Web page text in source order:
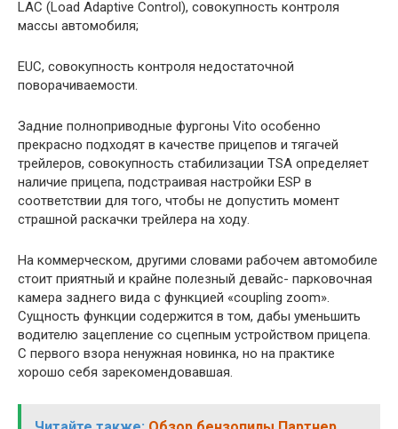
LAC (Load Adaptive Control), совокупность контроля
массы автомобиля;
EUC, совокупность контроля недостаточной
поворачиваемости.
Задние полноприводные фургоны Vito особенно
прекрасно подходят в качестве прицепов и тягачей
трейлеров, совокупность стабилизации TSA определяет
наличие прицепа, подстраивая настройки ESP в
соответствии для того, чтобы не допустить момент
страшной раскачки трейлера на ходу.
На коммерческом, другими словами рабочем автомобиле
стоит приятный и крайне полезный девайс- парковочная
камера заднего вида с функцией «coupling zoom».
Сущность функции содержится в том, дабы уменьшить
водителю зацепление со сцепным устройством прицепа.
С первого взора ненужная новинка, но на практике
хорошо себя зарекомендовавшая.